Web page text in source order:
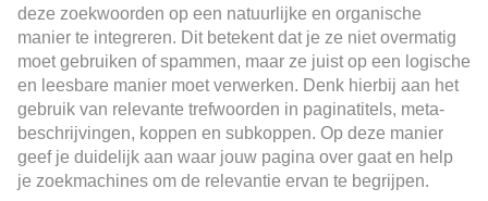
deze zoekwoorden op een natuurlijke en organische
manier te integreren. Dit betekent dat je ze niet overmatig
moet gebruiken of spammen, maar ze juist op een logische
en leesbare manier moet verwerken. Denk hierbij aan het
gebruik van relevante trefwoorden in paginatitels, meta-
beschrijvingen, koppen en subkoppen. Op deze manier
geef je duidelijk aan waar jouw pagina over gaat en help
je zoekmachines om de relevantie ervan te begrijpen.